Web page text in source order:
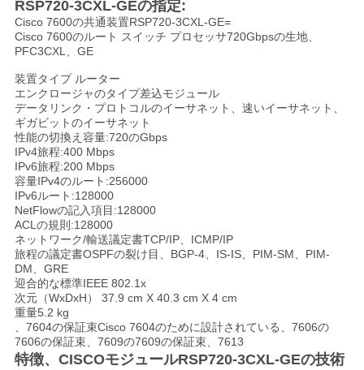
だ
さ
い
ニ
ュ
ー
ス
事
件
RSP720-3CXL-GEの指定:
Cisco 7600の共通装置RSP720-3CXL-GE=
Cisco 7600のルート スイッチ プロセッサ720Gbpsの生地、
PFC3CXL、GE
装置タイプ ルーター
エンクロージャのタイプ差込モジュール
データリンク・プロトコルのイーサネット、速いイーサネット、
ギガビットのイーサネット
性能の切換え容量:720のGbps
IPv4旅程:400 Mbps
IPv6旅程:200 Mbps
容量IPv4のルート:256000
IPv6ルート:128000
NetFlowの記入項目:128000
ACLの規則:128000
ネットワーク/輸送議定書TCP/IP、ICMP/IP
旅程の議定書OSPFの裂け目、BGP-4、IS-IS、PIM-SM、PIM-
DM、GRE
迎合的な標準IEEE 802.1x
次元（WxDxH） 37.9 cm X 40.3 cm X 4 cm
重量5.2 kg
、7604の保証束Cisco 7604のために設計されている、7606の
7606の保証束、7609の7609の保証束、7613
特徴、CISCOモジュールRSP720-3CXL-GEの技術